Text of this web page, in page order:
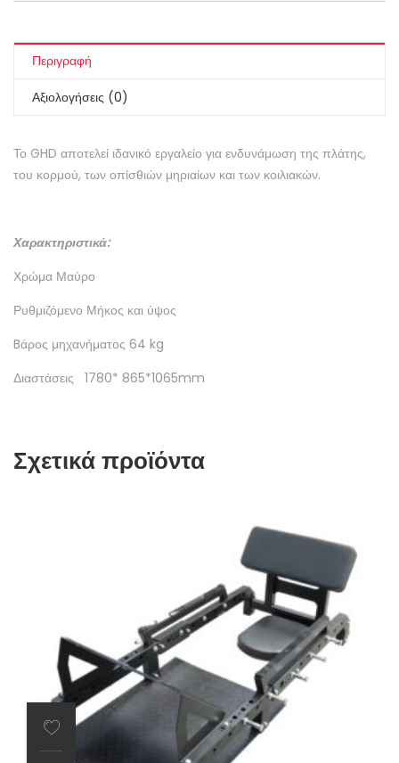
Περιγραφή
Αξιολογήσεις (0)
Το GHD αποτελεί ιδανικό εργαλείο για ενδυνάμωση της πλάτης,
του κορμού, των οπίσθιών μηριαίων και των κοιλιακών.
Χαρακτηριστικά:
Χρώμα Μαύρο
Ρυθμιζόμενο Μήκος και ύψος
Bάρος μηχανήματος 64 kg
Διαστάσεις 1780* 865*1065mm
Σχετικά προϊόντα